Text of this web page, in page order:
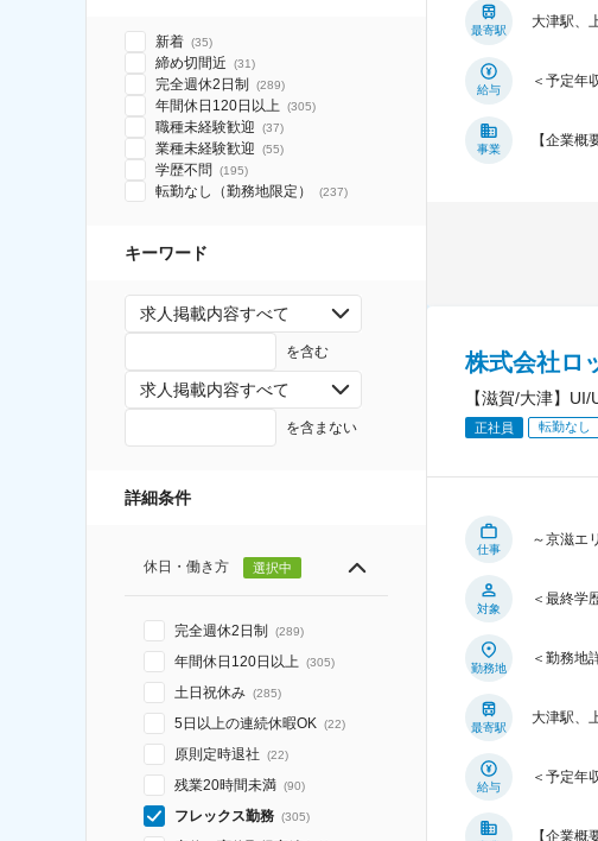
新着 (35)
締め切間近 (31)
完全週休2日制 (289)
年間休日120日以上 (305)
職種未経験歓迎 (37)
業種未経験歓迎 (55)
学歴不問 (195)
転勤なし（勤務地限定） (237)
キーワード
求人掲載内容すべて
を含む
求人掲載内容すべて
を含まない
詳細条件
休日・働き方 選択中
完全週休2日制 (289)
年間休日120日以上 (305)
土日祝休み (285)
5日以上の連続休暇OK (22)
原則定時退社 (22)
残業20時間未満 (90)
フレックス勤務 (305)
最寄駅
大津駅、
給与
＜予定年
事業
【企業
株式会社ロ
【滋賀/大津】
正社員 転勤なし
仕事
～京滋エ
対象
＜最終学
勤務地
＜勤務地
最寄駅
大津駅、
給与
＜予定年
【企業